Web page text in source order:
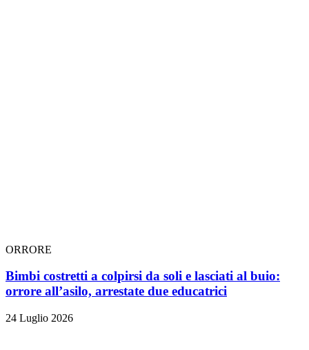
ORRORE
Bimbi costretti a colpirsi da soli e lasciati al buio:
orrore all’asilo, arrestate due educatrici
24 Luglio 2026